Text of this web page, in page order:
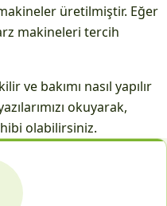
üretilmiştir. Eğer
makineleri tercih
ve bakımı nasıl yapılır
okuyarak,
olabilirsiniz.